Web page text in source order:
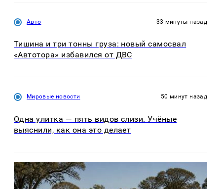
Авто 33 минуты назад
Тишина и три тонны груза: новый самосвал
«Автотора» избавился от ДВС
Мировые новости 50 минут назад
Одна улитка — пять видов слизи. Учёные
выяснили, как она это делает